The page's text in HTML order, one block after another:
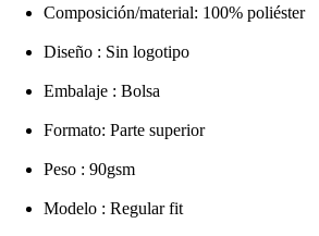
Composición/material: 100% poliéster
Diseño : Sin logotipo
Embalaje : Bolsa
Formato: Parte superior
Peso : 90gsm
Modelo : Regular fit